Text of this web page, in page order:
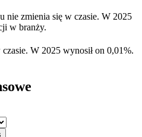
nie zmienia się w czasie. W 2025
w branży.
W 2025 wynosił on 0,01%.